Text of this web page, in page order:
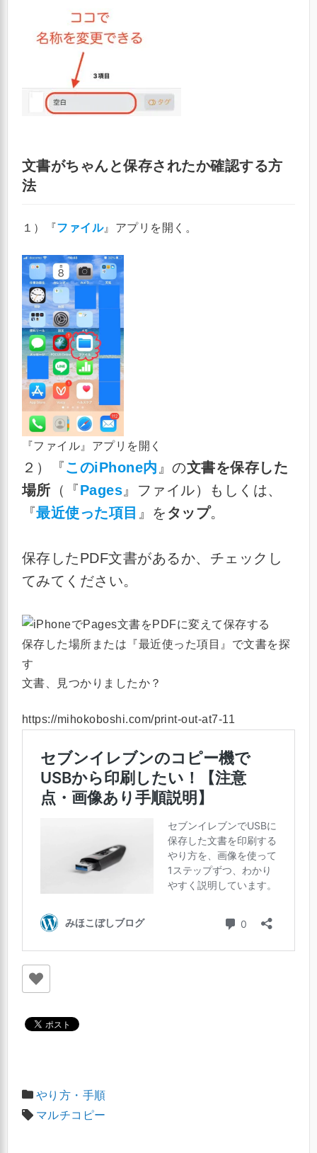
文書がちゃんと保存されたか確認する方
法
１）『ファイル』アプリを開く。
『ファイル』アプリを開く
２）『このiPhone内 』の文書を保存した
場所 （『Pages 』ファイル）もしくは、
『最近使った項目 』を タップ。
保存したPDF文書があるか、チェックし
てみてください。
保存した場所または『最近使った項目』で文書を探
す
文書、見つかりましたか？
https://mihokoboshi.com/print-out-at7-11
やり方・手順
マルチコピー